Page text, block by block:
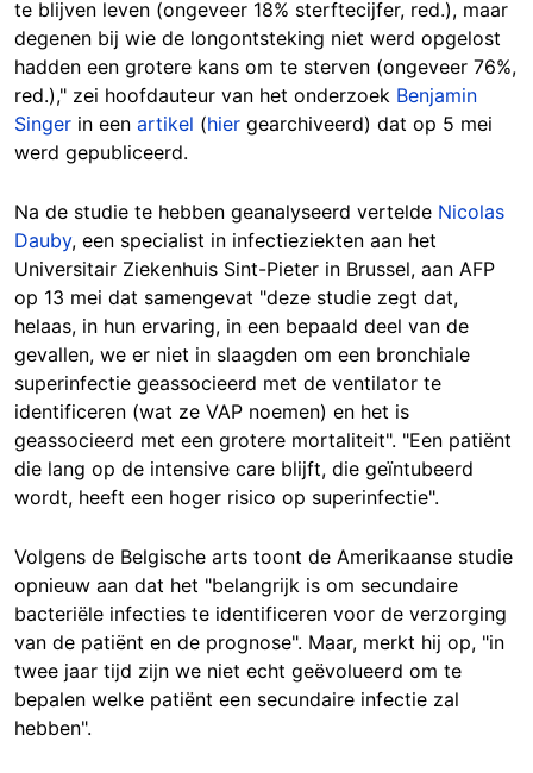
te blijven leven (ongeveer 18% sterftecijfer, red.), maar
degenen bij wie de longontsteking niet werd opgelost
hadden een grotere kans om te sterven (ongeveer 76%,
red.)," zei hoofdauteur van het onderzoek Benjamin
Singer in een artikel (hier gearchiveerd) dat op 5 mei
werd gepubliceerd.
Na de studie te hebben geanalyseerd vertelde Nicolas
Dauby, een specialist in infectieziekten aan het
Universitair Ziekenhuis Sint-Pieter in Brussel, aan AFP
op 13 mei dat samengevat "deze studie zegt dat,
helaas, in hun ervaring, in een bepaald deel van de
gevallen, we er niet in slaagden om een bronchiale
superinfectie geassocieerd met de ventilator te
identificeren (wat ze VAP noemen) en het is
geassocieerd met een grotere mortaliteit". "Een patiënt
die lang op de intensive care blijft, die geïntubeerd
wordt, heeft een hoger risico op superinfectie".
Volgens de Belgische arts toont de Amerikaanse studie
opnieuw aan dat het "belangrijk is om secundaire
bacteriële infecties te identificeren voor de verzorging
van de patiënt en de prognose". Maar, merkt hij op, "in
twee jaar tijd zijn we niet echt geëvolueerd om te
bepalen welke patiënt een secundaire infectie zal
hebben".